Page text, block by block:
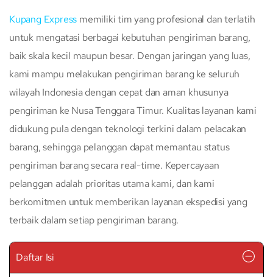
Kupang Express memiliki tim yang profesional dan terlatih
untuk mengatasi berbagai kebutuhan pengiriman barang,
baik skala kecil maupun besar. Dengan jaringan yang luas,
kami mampu melakukan pengiriman barang ke seluruh
wilayah Indonesia dengan cepat dan aman khusunya
pengiriman ke Nusa Tenggara Timur. Kualitas layanan kami
didukung pula dengan teknologi terkini dalam pelacakan
barang, sehingga pelanggan dapat memantau status
pengiriman barang secara real-time. Kepercayaan
pelanggan adalah prioritas utama kami, dan kami
berkomitmen untuk memberikan layanan ekspedisi yang
terbaik dalam setiap pengiriman barang.
Daftar Isi